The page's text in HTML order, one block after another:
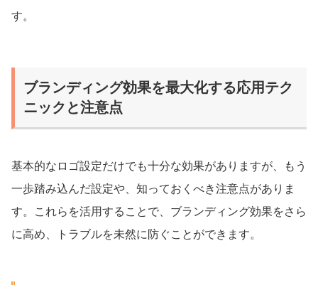
す。
ブランディング効果を最大化する応用テク
ニックと注意点
基本的なロゴ設定だけでも十分な効果がありますが、もう
一歩踏み込んだ設定や、知っておくべき注意点がありま
す。これらを活用することで、ブランディング効果をさら
に高め、トラブルを未然に防ぐことができます。